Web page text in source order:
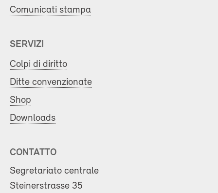
Comunicati stampa
SERVIZI
Colpi di diritto
Ditte convenzionate
Shop
Downloads
CONTATTO
Segretariato centrale
Steinerstrasse 35